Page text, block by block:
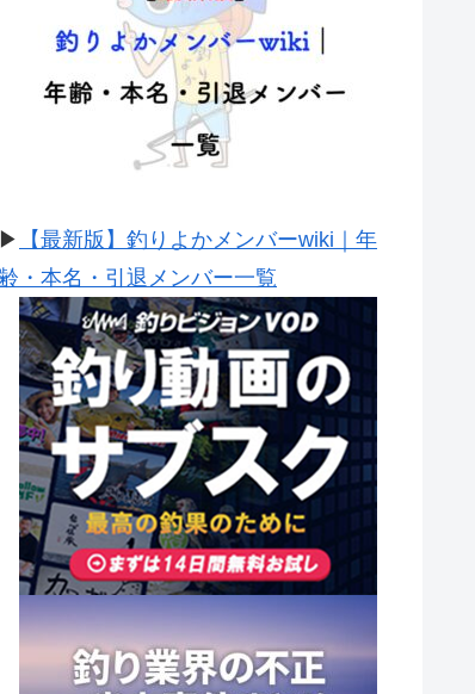
▶
【最新版】釣りよかメンバーwiki｜年
・本名・引退メンバー一覧